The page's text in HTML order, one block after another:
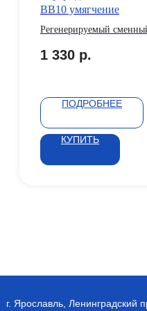
ВВ10 умягчение
Регенерируемый
содержит только
1 330 р.
ПОДРОБНЕЕ
КУПИТЬ
г. Ярославль, Ленинградский